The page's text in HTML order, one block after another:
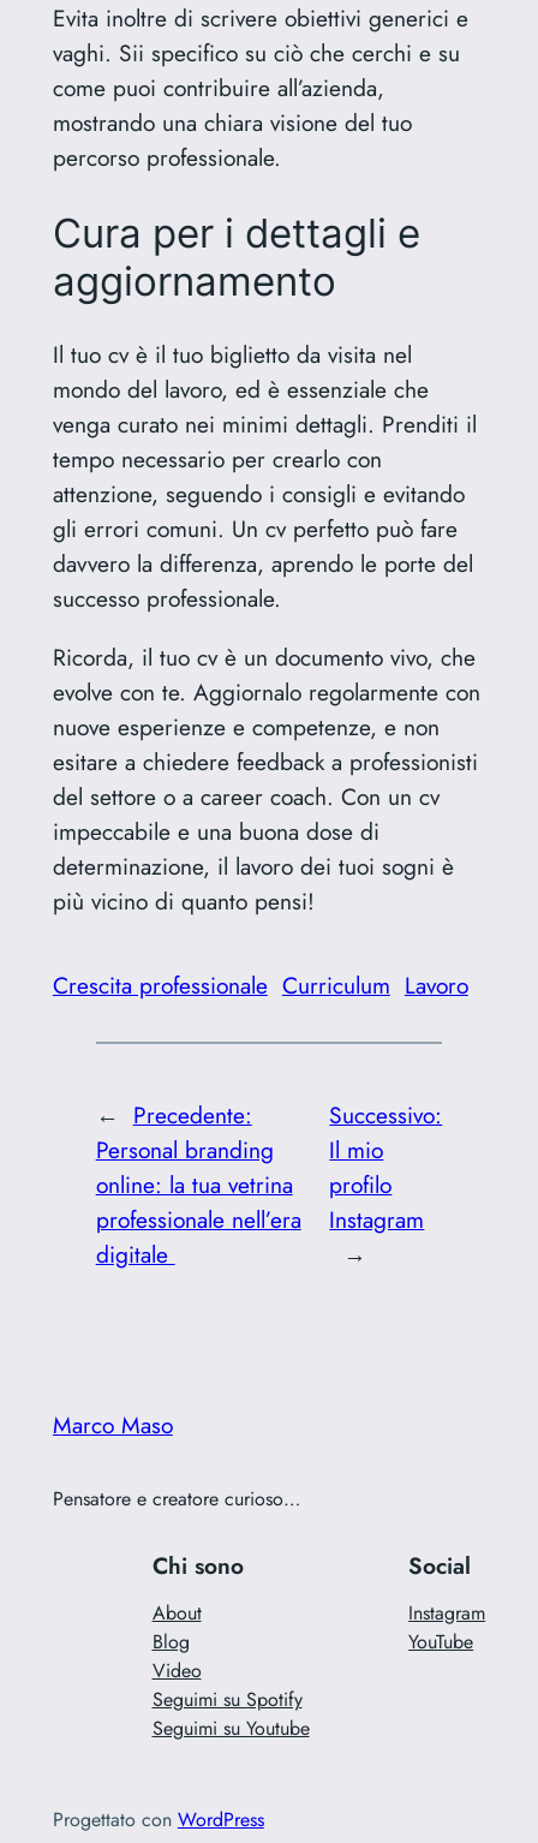
Evita inoltre di scrivere obiettivi generici e
vaghi. Sii specifico su ciò che cerchi e su
come puoi contribuire all’azienda,
mostrando una chiara visione del tuo
percorso professionale.
Cura per i dettagli e
aggiornamento
Il tuo cv è il tuo biglietto da visita nel
mondo del lavoro, ed è essenziale che
venga curato nei minimi dettagli. Prenditi il
tempo necessario per crearlo con
attenzione, seguendo i consigli e evitando
gli errori comuni. Un cv perfetto può fare
davvero la differenza, aprendo le porte del
successo professionale.
Ricorda, il tuo cv è un documento vivo, che
evolve con te. Aggiornalo regolarmente con
nuove esperienze e competenze, e non
esitare a chiedere feedback a professionisti
del settore o a career coach. Con un cv
impeccabile e una buona dose di
determinazione, il lavoro dei tuoi sogni è
più vicino di quanto pensi!
Crescita professionale Curriculum Lavoro
← Precedente:
Personal branding
online: la tua vetrina
professionale nell’era
digitale
Successivo:
Il mio
profilo
Instagram
→
Marco Maso
Pensatore e creatore curioso…
Chi sono
About
Blog
Video
Seguimi su Spotify
Seguimi su Youtube
Social
Instagram
YouTube
Progettato con WordPress